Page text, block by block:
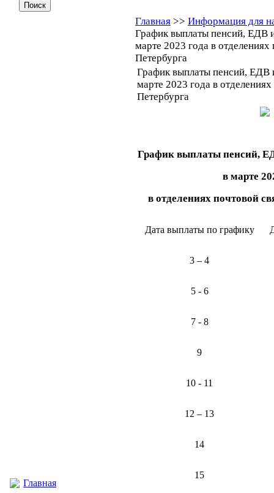
Главная
Главная >> Информация для
График выплаты пенсий, ЕДВ
марте 2023 года в
Петербурга
График выплаты пенсий, ЕДВ
марте 2023 года в
Петербурга
График выплаты пенсий,
в марте
в отделениях почтовой
Дата выплаты по графику
3 – 4
5 - 6
7 - 8
9
10 - 11
12 – 13
14
15